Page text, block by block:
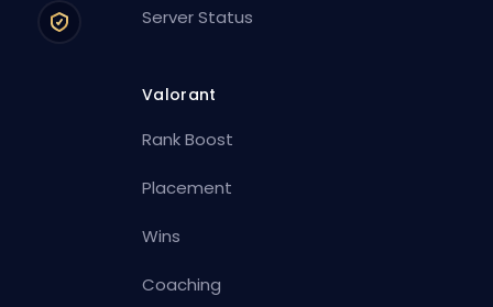
Server Status
Valorant
Rank Boost
Placement
Wins
Coaching